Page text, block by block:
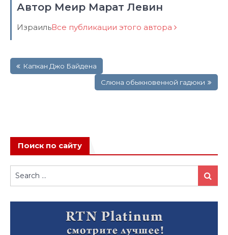
Автор Меир Марат Левин
ИзраильВсе публикации этого автора
по Капкан Джо Байдена
Cлюна обыкновенной гадюки
Поиск по сайту
Search
for:
Search